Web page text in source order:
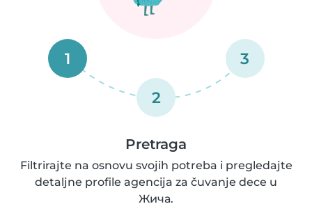
1
2
3
Pretraga
Filtrirajte na osnovu svojih potreba i pregledajte
detaljne profile agencija za čuvanje dece u
Жича.